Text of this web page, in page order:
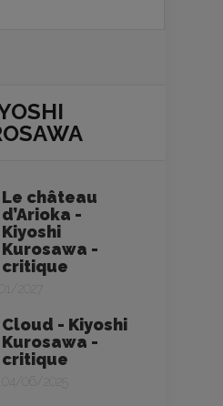
Le château
d’Arioka -
Kiyoshi
Kurosawa -
critique
Cloud - Kiyoshi
Kurosawa -
critique
04/06/2025